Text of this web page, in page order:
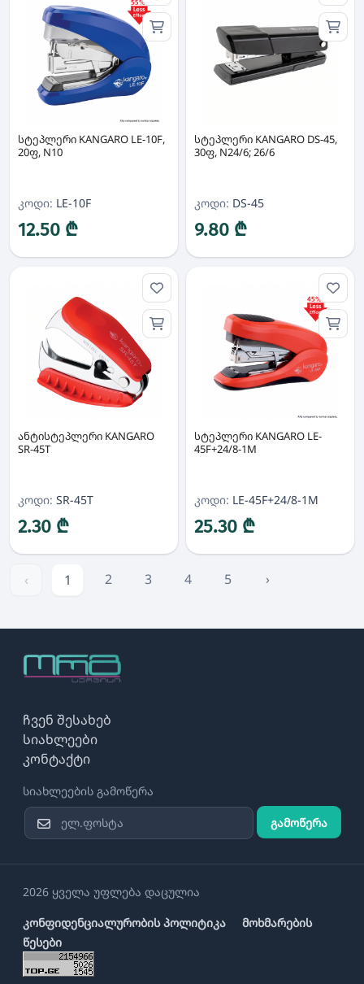
სტეპლერი KANGARO LE-10F,
20ფ, N10
კოდი: LE-10F
12.50 ₾
სტეპლერი KANGARO DS-45,
30ფ, N24/6; 26/6
კოდი: DS-45
9.80 ₾
ანტისტეპლერი KANGARO
SR-45T
კოდი: SR-45T
2.30 ₾
სტეპლერი KANGARO LE-
45F+24/8-1M
კოდი: LE-45F+24/8-1M
25.30 ₾
‹ 1 2 3 4 5 ›
ჩვენ შესახებ
სიახლეები
კონტაქტი
სიახლეების გამოწერა
გამოწერა
2026 ყველა უფლება დაცულია
კონფიდენციალურობის პოლიტიკა
მოხმარების
წესები